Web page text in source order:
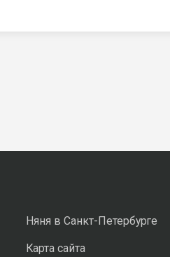
Няня в Санкт-Петербурге
Карта сайта